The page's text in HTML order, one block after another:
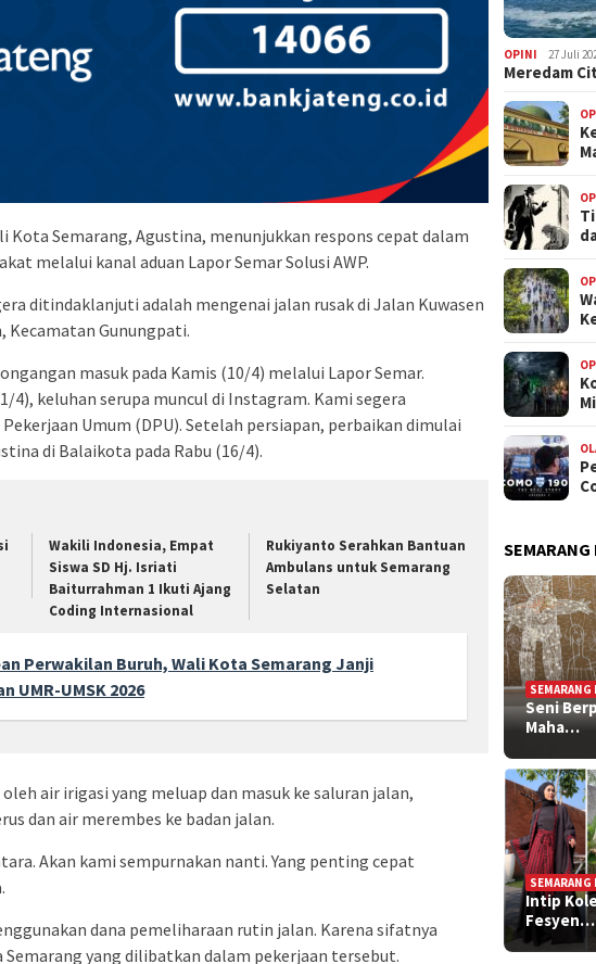
Kota Semarang, Agustina, menunjukkan respons cepat dalam
melalui kanal aduan Lapor Semar Solusi AWP.
ditindaklanjuti adalah mengenai jalan rusak di Jalan Kuwasen
Kecamatan Gunungpati.
masuk pada Kamis (10/4) melalui Lapor Semar.
4), keluhan serupa muncul di Instagram. Kami segera
Umum (DPU). Setelah persiapan, perbaikan dimulai
di Balaikota pada Rabu (16/4).
Wakili Indonesia, Empat
Siswa SD Hj. Isriati
Baiturrahman 1 Ikuti Ajang
Coding Internasional
Rukiyanto Serahkan Bantuan
Ambulans untuk Semarang
Selatan
Perwakilan Buruh, Wali Kota Semarang Janji
UMR-UMSK 2026
air irigasi yang meluap dan masuk ke saluran jalan,
dan air merembes ke badan jalan.
Akan kami sempurnakan nanti. Yang penting cepat
dana pemeliharaan rutin jalan. Karena sifatnya
Semarang yang dilibatkan dalam pekerjaan tersebut.
OPINI 27 Juli
Meredam
SEMARANG
SEMARANG
Seni
Maha…
SEMARANG
Intip
Fesyen…